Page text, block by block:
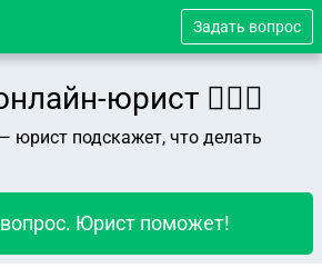
Задать вопрос
юрист 👨🏻‍⚖️
юрист подскажет, что делать
Юрист поможет!